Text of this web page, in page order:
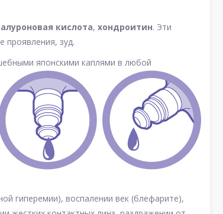
кислота, хондроитин. Эти
проявления, зуд.
японскими каплями в любой
гиперемии), воспалении век (блефарите),